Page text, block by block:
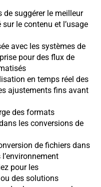
de suggérer le meilleur
le contenu et l’usage
avec les systèmes de
pour des flux de
en temps réel des
ajustements fins avant
des formats
les conversions de
de fichiers dans
pour les
des solutions